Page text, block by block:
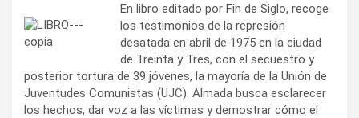
En libro editado por Fin de Siglo, recoge
los testimonios de la represión
desatada en abril de 1975 en la ciudad
de Treinta y Tres, con el secuestro y
posterior tortura de 39 jóvenes, la mayoría de la Unión de
Juventudes Comunistas (UJC). Almada busca esclarecer
los hechos, dar voz a las víctimas y demostrar cómo el